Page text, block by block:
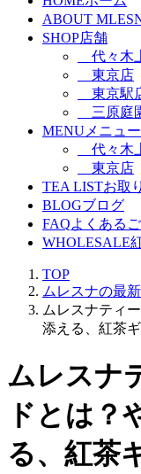
ABOUT
SHOP店舗
代々木
東京店
東京駅
三原庭
MENU メニュー
代々木
東京店
TEA LISTお取
BLOGブログ
FAQよくある
WHOLESALE
TOP
ムレスナの最
ムレスナティ
添える、紅茶
ムレスナ
ドとは？
る、紅茶